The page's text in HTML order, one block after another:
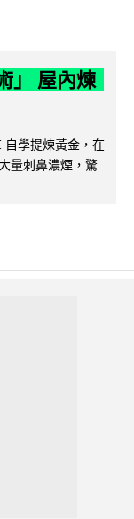
」 屋內煉
自學提煉黃金，在
量刺鼻濃煙，驚